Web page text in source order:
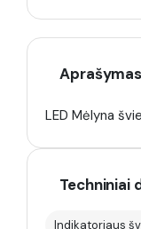
Aprašymas
LED Mėlyna
Techniniai
Indikatoriaus